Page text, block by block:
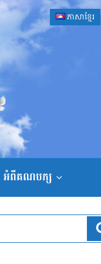
ភាសាខ្មែរ
អំពីគណបក្ស